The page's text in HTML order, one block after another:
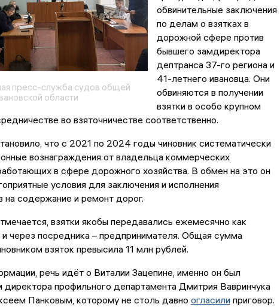
пресс-служба судов общей
области
обвинительные заключения
по делам о взятках в
дорожной сфере против
бывшего замдиректора
дептранса 37-го региона и
41-летнего ивановца. Они
обвиняются в получении
взятки в особо крупном
во взяточничестве соответственно.
что с 2021 по 2024 годы чиновник систематически
вознаграждения от владельца коммерческих
в сфере дорожного хозяйства. В обмен на это он
условия для заключения и исполнения
на содержание и ремонт дорог.
взятки якобы передавались ежемесячно как
и через посредника – предпринимателя. Общая сумма
взяток превысила 11 млн рублей.
речь идёт о Виталии Зацепине, именно он был
директора профильного департамента Дмитрия Вавринчука
Панковым, которому не столь давно огласилиприговор.